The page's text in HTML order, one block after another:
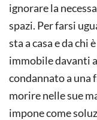
ignorare la
spazi. Per farsi
sta a casa e da chi
immobile davanti
condannato a una
morire nelle sue
impone come